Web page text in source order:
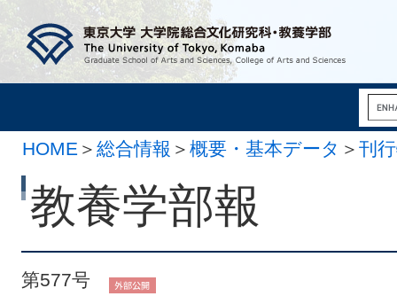
HOME ＞ 総合情報 ＞ 概要・基本データ ＞ 刊
10月 7日）
教養学部報
第577号